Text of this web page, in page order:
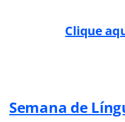
Clique
Semana de